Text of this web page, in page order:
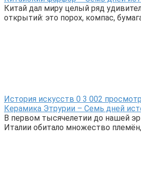
Китай дал миру целый ряд
открытий: это порох, компас,
История искусств 0 3 002
Керамика Этрурии – Семь дней
В первом тысячелетии до нашей
Италии обитало множество